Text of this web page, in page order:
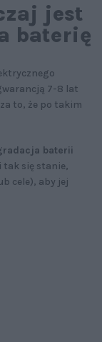
jest
baterię
7-8 lat
to, że po takim
baterii
tak się stanie,
cele), aby jej